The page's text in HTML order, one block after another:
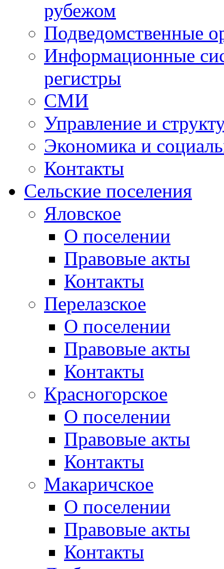
рубежом
Подведомственные
Информационные
регистры
СМИ
Управление и
Экономика и
Контакты
Сельские поселения
Яловское
О поселении
Правовые акты
Контакты
Перелазское
О поселении
Правовые акты
Контакты
Красногорское
О поселении
Правовые акты
Контакты
Макаричское
О поселении
Правовые акты
Контакты